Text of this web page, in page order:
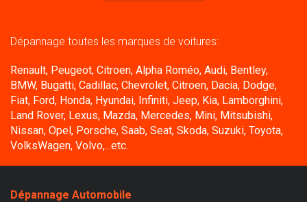
Dépannage toutes les marques de voitures:
Renault, Peugeot, Citroen, Alpha Roméo, Audi, Bentley,
BMW, Bugatti, Cadillac, Chevrolet, Citroen, Dacia, Dodge,
Fiat, Ford, Honda, Hyundai, Infiniti, Jeep, Kia, Lamborghini,
Land Rover, Lexus, Mazda, Mercedes, Mini, Mitsubishi,
Nissan, Opel, Porsche, Saab, Seat, Skoda, Suzuki, Toyota,
VolksWagen, Volvo,...etc.
Dépannage Automobile